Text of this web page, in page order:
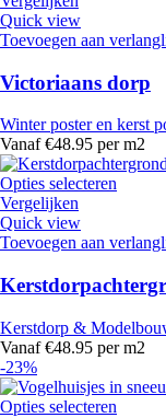
Quick view
Toevoegen aan
Victoriaans dorp
Winter poster en kerst
Vanaf €48.95 per m2
Opties selecteren
Vergelijken
Quick view
Toevoegen aan
Kerstdorp &
Vanaf €48.95 per m2
-23%
Opties selecteren